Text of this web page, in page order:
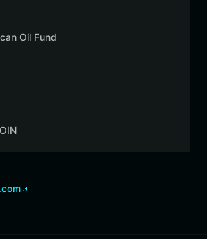
Oil Fund